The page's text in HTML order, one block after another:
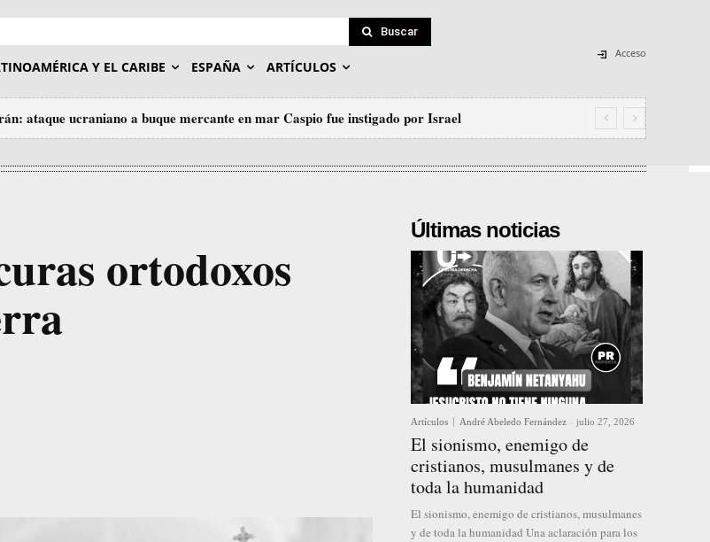
Buscar
Y EL CARIBE ESPAÑA ARTÍCULOS
Acceso
ataque ucraniano a buque mercante en mar Caspio fue instigado por Israel
«A veces hay que matar algunas gallinas para asustar a los monos»: senador Kennedy justifica
ataques de Trump a Irán
ortodoxos
Últimas noticias
Artículos André Abeledo Fernández - julio 27, 2026
El sionismo, enemigo de
cristianos, musulmanes y de
toda la humanidad
El sionismo, enemigo de cristianos, musulmanes
y de toda la humanidad Una aclaración para los